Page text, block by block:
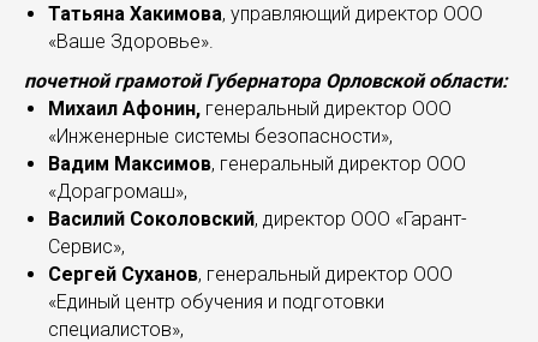
Татьяна Хакимова, управляющий директор ООО
«Ваше Здоровье».
почетной грамотой Губернатора Орловской области:
Михаил Афонин, генеральный директор ООО
«Инженерные системы безопасности»,
Вадим Максимов, генеральный директор ООО
«Дорагромаш»,
Василий Соколовский, директор ООО «Гарант-
Сервис»,
Сергей Суханов, генеральный директор ООО
«Единый центр обучения и подготовки
специалистов»,